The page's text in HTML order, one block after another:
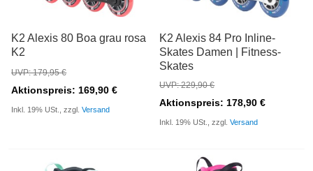
K2 Alexis 80 Boa grau rosa
K2
UVP: 179,95 €
Aktionspreis: 169,90 €
Inkl. 19% USt., zzgl.Versand
K2 Alexis 84 Pro Inline-
Skates Damen | Fitness-
Skates
UVP: 229,90 €
Aktionspreis: 178,90 €
Inkl. 19% USt., zzgl.Versand